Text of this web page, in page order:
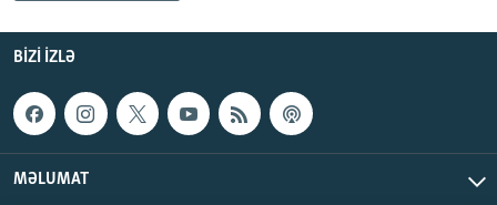
BIZI IZLƏ
MƏLUMAT